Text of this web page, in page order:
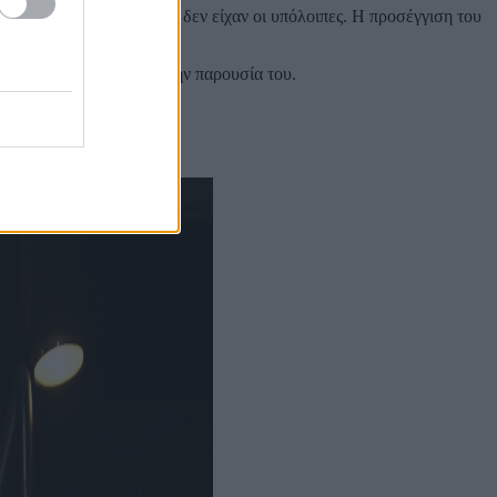
είδε κάτι που δεν είχαν οι υπόλοιπες. Η προσέγγιση του
το οποίο σημάδεψε την παρουσία του.
να διορθώσει.